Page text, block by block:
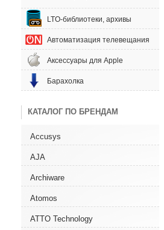
LTO-библиотеки, архивы
Автоматизация телевещания
Аксессуары для Apple
Барахолка
КАТАЛОГ ПО БРЕНДАМ
Accusys
AJA
Archiware
Atomos
ATTO Technology